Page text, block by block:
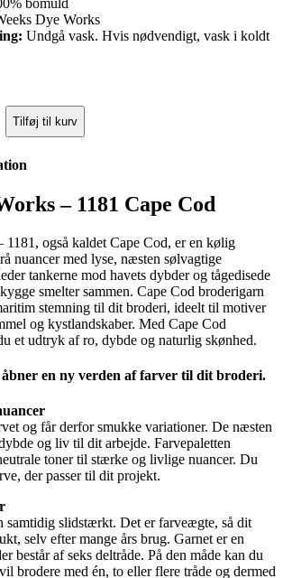
bomuld
Dye Works
Undgå vask. Hvis nødvendigt, vask i koldt
Tilføj til kurv
– 1181 Cape Cod
1181, også kaldet Cape Cod, er en kølig
nuancer med lyse, næsten sølvagtige
tankerne mod havets dybder og tågedisede
smelter sammen. Cape Cod broderigarn
stemning til dit broderi, ideelt til motiver
og kystlandskaber. Med Cape Cod
et udtryk af ro, dybde og naturlig skønhed.
åbner en ny verden af farver til dit broderi.
og får derfor smukke variationer. De næsten
og liv til dit arbejde. Farvepaletten
toner til stærke og livlige nuancer. Du
der passer til dit projekt.
samtidig slidstærkt. Det er farveægte, så dit
selv efter mange års brug. Garnet er en
består af seks deltråde. På den måde kan du
brodere med én, to eller flere tråde og dermed